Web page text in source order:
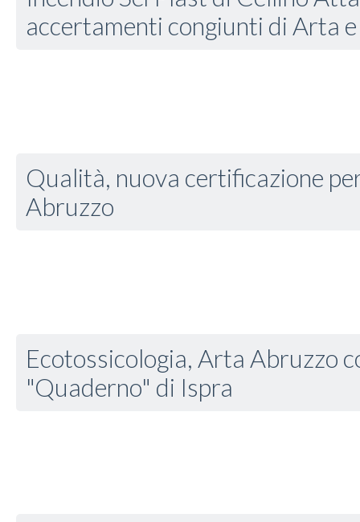
accertamenti congiunti di Arta
Qualità, nuova certificazione
Abruzzo
Ecotossicologia, Arta Abruzzo
"Quaderno" di Ispra